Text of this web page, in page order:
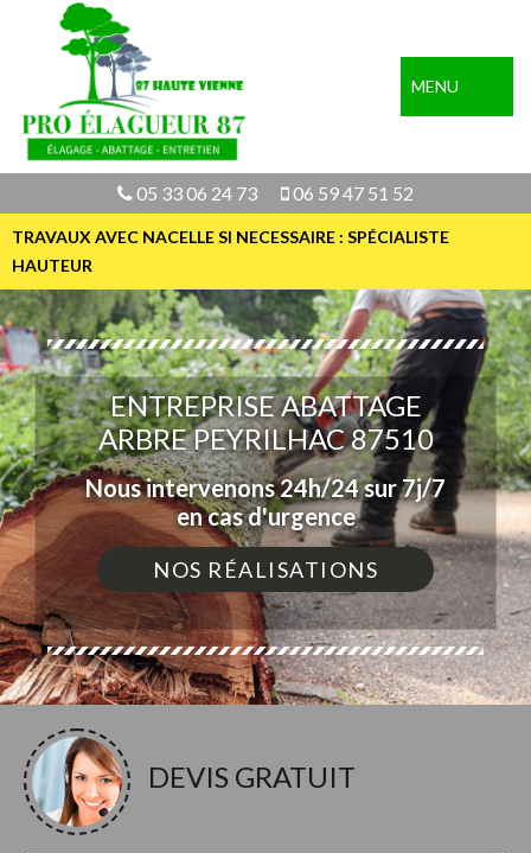
MENU
05 33 06 24 73 06 59 47 51 52
TRAVAUX AVEC NACELLE SI NECESSAIRE : SPÉCIALISTE
HAUTEUR
ENTREPRISE ABATTAGE
ARBRE PEYRILHAC 87510
Nous intervenons 24h/24 sur 7j/7
en cas d'urgence
NOS RÉALISATIONS
DEVIS GRATUIT